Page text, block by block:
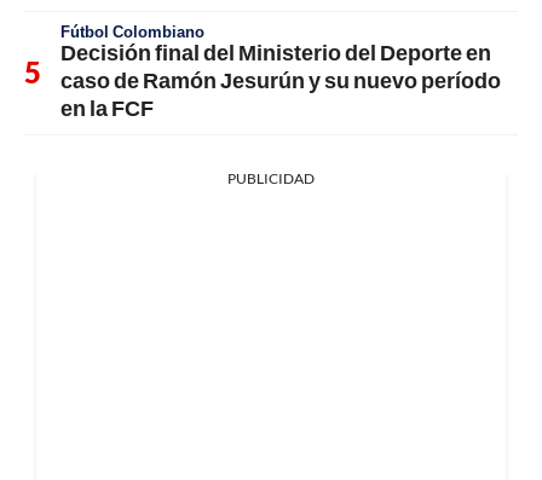
Fútbol Colombiano
Decisión final del Ministerio del Deporte en
caso de Ramón Jesurún y su nuevo período
en la FCF
PUBLICIDAD